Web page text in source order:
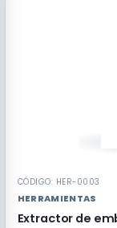
CÓDIGO: HER-0003
HERRAMIENTAS
Extractor de